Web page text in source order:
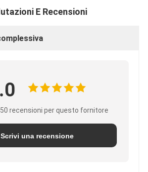
E Recensioni
recensioni per questo fornitore
Scrivi una recensione